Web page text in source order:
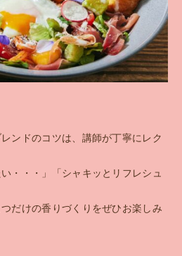
ンドのコツは、講師が丁寧にレク
・・・」「シャキッとリフレシュ
だけの香りづくりをぜひお楽しみ